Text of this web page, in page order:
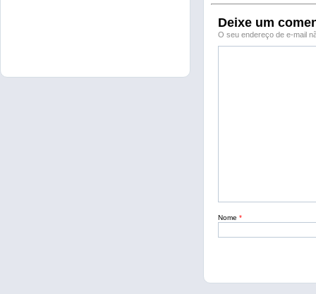
Deixe um
O seu endereço de e-mail
Nome *